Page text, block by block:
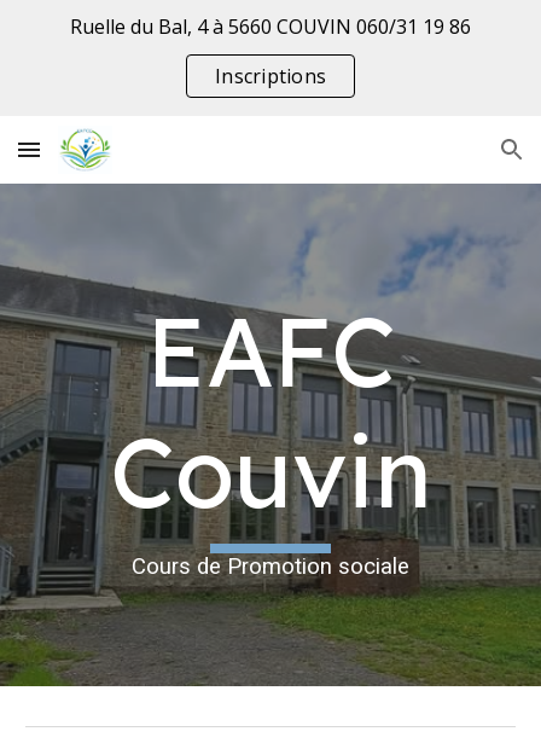
Ruelle du Bal, 4 à 5660 COUVIN 060/31 19 86
Inscriptions
EAFC
Couvin
Cours de Promotion sociale